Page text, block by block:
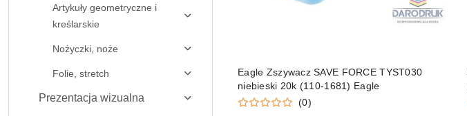
Artykuły geometryczne i
kreślarskie
Nożyczki, noże
Folie, stretch
Prezentacja wizualna
Eagle Zszywacz SAVE FORCE TYST030
niebieski 20k (110-1681) Eagle
(0)